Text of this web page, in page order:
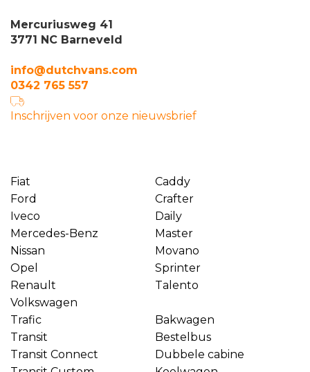
Mercuriusweg 41
3771 NC Barneveld
info@dutchvans.com
0342 765 557
Inschrijven voor onze nieuwsbrief
Fiat
Ford
Iveco
Mercedes-Benz
Nissan
Opel
Renault
Volkswagen
Caddy
Crafter
Daily
Master
Movano
Sprinter
Talento
Trafic
Transit
Transit Connect
Bakwagen
Bestelbus
Dubbele cabine